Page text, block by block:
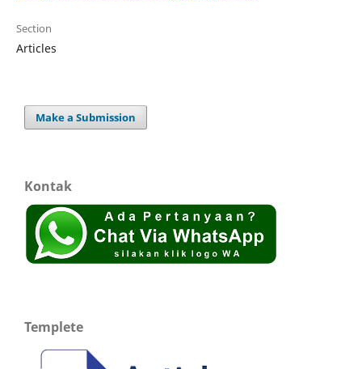
Section
Articles
Make a Submission
Kontak
Templete